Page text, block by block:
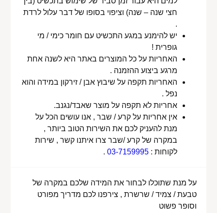
חצי שנה – שנה) וציפוי בסופו של דבר עלול לרדת
.
יש להימנע במגע התכשיט עם חומר כימי / מי
גופרית !
האחריות על כל המוצרים באתר היא לשנה אחת
מרגע ביצוע ההזמנה .
האחריות תקפה על שיבוץ אבן / זירקון במידה והוא
נפל .
אחריות לא תקפה על מוצר שאבד/נגנב.
אין אחריות על קרע / שבר , אנו עושים הכל על
מנת להעניק לכם את השירות הטוב ביותר ,
במקרה של קרע /שבר צרו איתנו קשר , שירות
לקוחות :03-7159995
.
על מנת שתוכלו לבחור את המידה שלכם במקרה של
טבעת / צמיד / שרשרת , צירפנו לכם מדריך מפורט
וסופר פשוט